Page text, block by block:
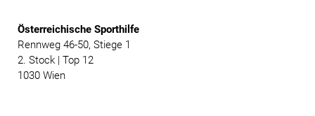
Österreichische Sporthilfe
Rennweg 46-50, Stiege 1
2. Stock | Top 12
1030 Wien